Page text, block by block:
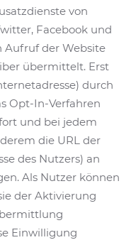
von
Facebook und
Aufruf der Website
übermittelt. Erst
durch
Opt-In-Verfahren
und bei jedem
die URL der
des Nutzers) an
Als Nutzer können
der Aktivierung
Einwilligung